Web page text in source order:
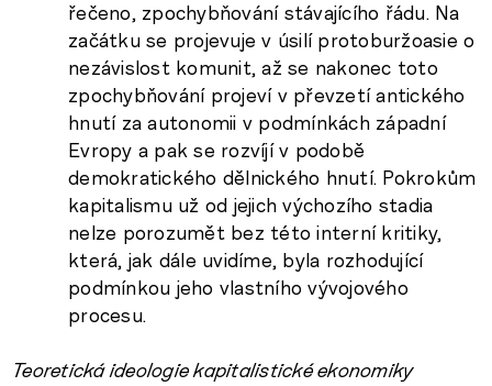
řečeno, zpochybňování stávajícího řádu. Na
začátku se projevuje v úsilí protoburžoasie o
nezávislost komunit, až se nakonec toto
zpochybňování projeví v převzetí antického
hnutí za autonomii v podmínkách západní
Evropy a pak se rozvíjí v podobě
demokratického dělnického hnutí. Pokrokům
kapitalismu už od jejich výchozího stadia
nelze porozumět bez této interní kritiky,
která, jak dále uvidíme, byla rozhodující
podmínkou jeho vlastního vývojového
procesu.
Teoretická ideologie kapitalistické ekonomiky